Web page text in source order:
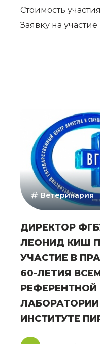
Стоимость
Заявку на
Ветеринария
ДИРЕКТОР
ЛЕОНИД КИШ
УЧАСТИЕ В
60-ЛЕТИЯ
РЕФЕРЕНТНОЙ
ИНСТИТУТЕ